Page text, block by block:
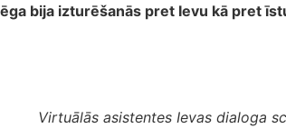
bija izturēšanās pret Ievu kā pret
Virtuālās asistentes Ievas dialoga